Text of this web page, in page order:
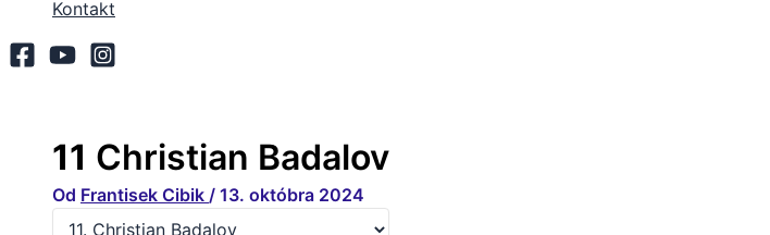
Kontakt
11 Christian Badalov
Od Frantisek Cibik / 13. októbra 2024